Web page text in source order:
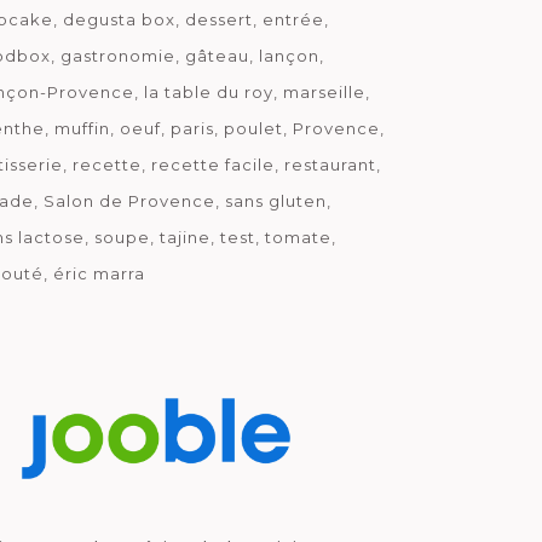
degusta box dessert
entrée
gastronomie gâteau
lançon
Provence
la table du roy
marseille
muffin oeuf paris poulet
Provence
recette recette facile
restaurant
Salon de Provence
sans gluten
lactose
soupe tajine test
tomate
éric marra